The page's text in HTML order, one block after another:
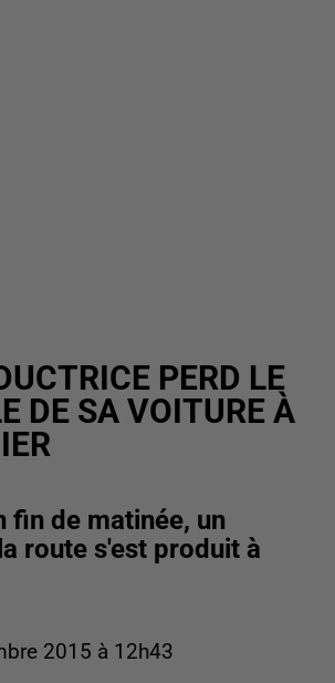
PERD LE
DE SA VOITURE À
fin de matinée, un
route s'est produit à
2015 à 12h43